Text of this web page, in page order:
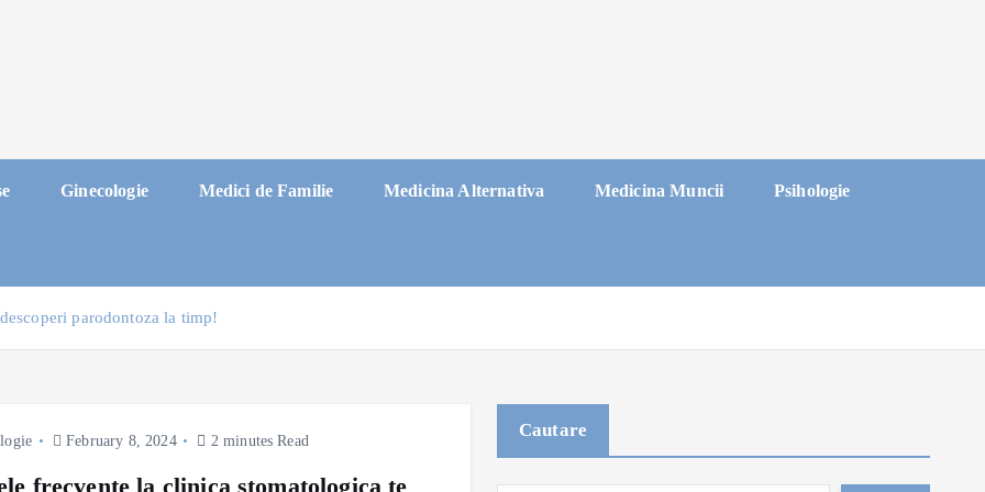
Ginecologie Medici de Familie Medicina Alternativa Medicina Muncii Psihologie
parodontoza la timp!
February 8, 2024 2 minutes Read
frecvente la clinica stomatologica te
Cautare